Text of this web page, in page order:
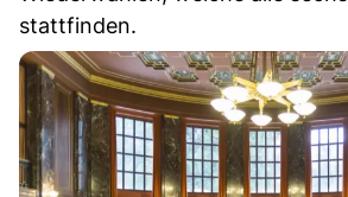
stattfinden.